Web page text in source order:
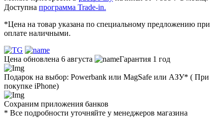
Доступна программа Trade-in.
*Цена на товар указана по специальному предложению при
оплате наличными.
Цена обновлена 6 августа Гарантия 1 год
Подарок на выбор: Powerbank или MagSafe или AЗУ* ( При
покупке iPhone)
Сохраним приложения банков
* Все подробности уточняйте у менеджеров магазина